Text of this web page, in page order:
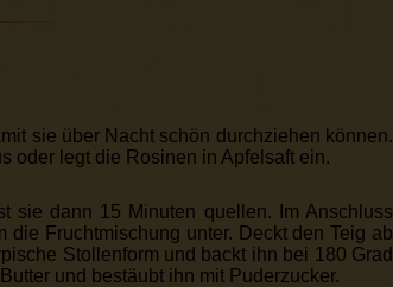
sie über Nacht schön durchziehen können.
oder legt die Rosinen in Apfelsaft ein.
sie dann 15 Minuten quellen. Im Anschluss
Fruchtmischung unter. Deckt den Teig ab
Stollenform und backt ihn bei 180 Grad
und bestäubt ihn mit Puderzucker.